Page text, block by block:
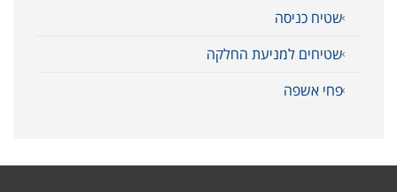
שטיח כניסה
שטיחים למניעת החלקה
פחי אשפה